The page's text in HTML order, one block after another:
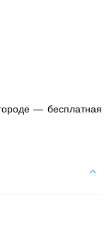
— бесплатная